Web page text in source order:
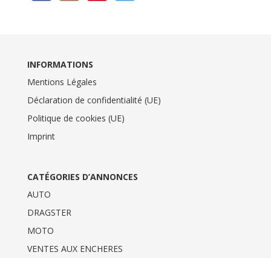
INFORMATIONS
Mentions Légales
Déclaration de confidentialité (UE)
Politique de cookies (UE)
Imprint
CATÉGORIES D’ANNONCES
AUTO
DRAGSTER
MOTO
VENTES AUX ENCHERES